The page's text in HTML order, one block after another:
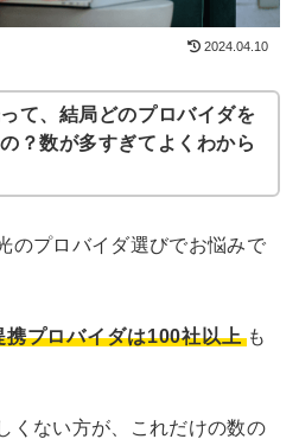
2024.04.10
て、結局どのプロバイダを
？数が多すぎてよくわから
のプロバイダ選びでお悩みで
携プロバイダは100社以上 も
くない方が、これだけの数の